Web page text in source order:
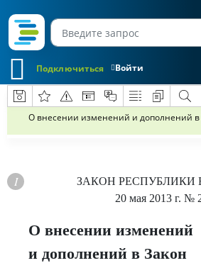
Войти
Подключиться
О внесении изменений и дополнений в
ЗАКОН РЕСПУБЛИКИ
20 мая 2013 г. №
О внесении изменений
и дополнений в Закон